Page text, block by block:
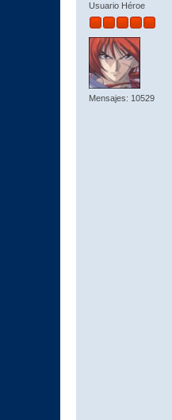
Usuario Héroe
Mensajes: 10529